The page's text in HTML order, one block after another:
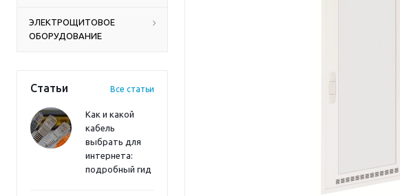
ЭЛЕКТРОЩИТОВОЕ
ОБОРУДОВАНИЕ
Статьи Все статьи
Как и какой
кабель
выбрать для
интернета:
подробный гид